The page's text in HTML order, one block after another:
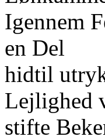
Igennem
en Del
hidtil
Lejlighed
stifte